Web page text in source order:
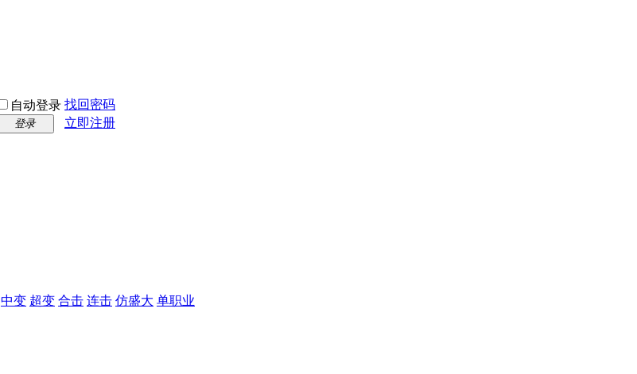
自动登录 找回密码
登录
立即注册
中变 超变 合击 连击 仿盛大 单职业